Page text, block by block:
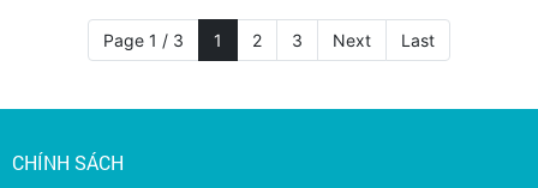
Page 1 / 3 1 2 3 Next Last
CHÍNH SÁCH